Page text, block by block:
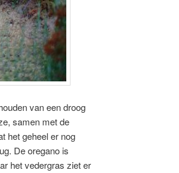
van een droog
samen met de
het geheel er nog
De oregano is
het vedergras ziet er